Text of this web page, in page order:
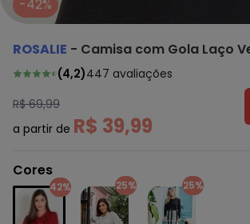
-42%
ROSALIE - Camisa com Gola Laço
(4,2)447 avaliações
R$ 69,99
a partir de R$ 39,99
Cores
42% 25% 25%